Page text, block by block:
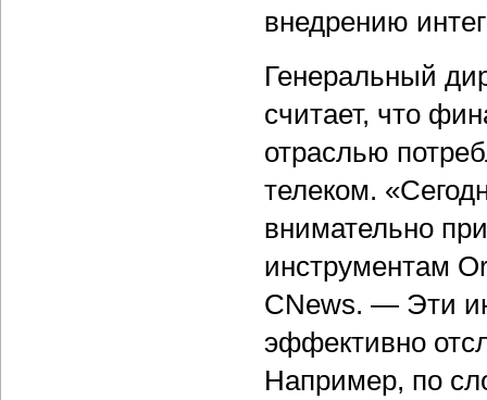
внедрению
Генеральный
считает, что
отраслью
телеком.
внимательно
инструментам
CNews. — Эти
эффективно
Например, по